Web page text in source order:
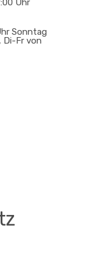
Uhr
Sonntag
Di-Fr von